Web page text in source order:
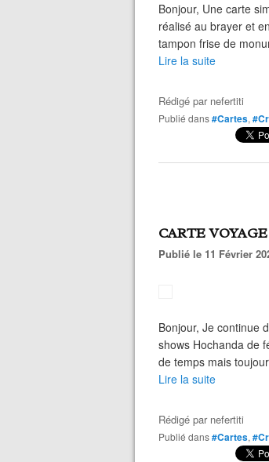
Bonjour, Une carte
réalisé au brayer et
tampon frise de
Lire la suite
Rédigé par nefertiti
Publié dans#Cartes,
CARTE
Publié le 11 Février
Bonjour, Je continue
shows Hochanda de
de temps mais
Lire la suite
Rédigé par nefertiti
Publié dans#Cartes,